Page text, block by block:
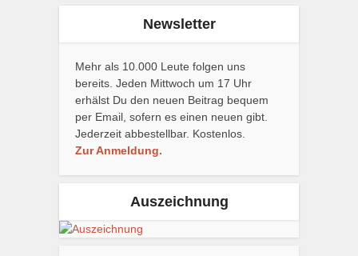
Newsletter
Mehr als 10.000 Leute folgen uns
bereits. Jeden Mittwoch um 17 Uhr
erhälst Du den neuen Beitrag bequem
per Email, sofern es einen neuen gibt.
Jederzeit abbestellbar. Kostenlos.
Zur Anmeldung.
Auszeichnung